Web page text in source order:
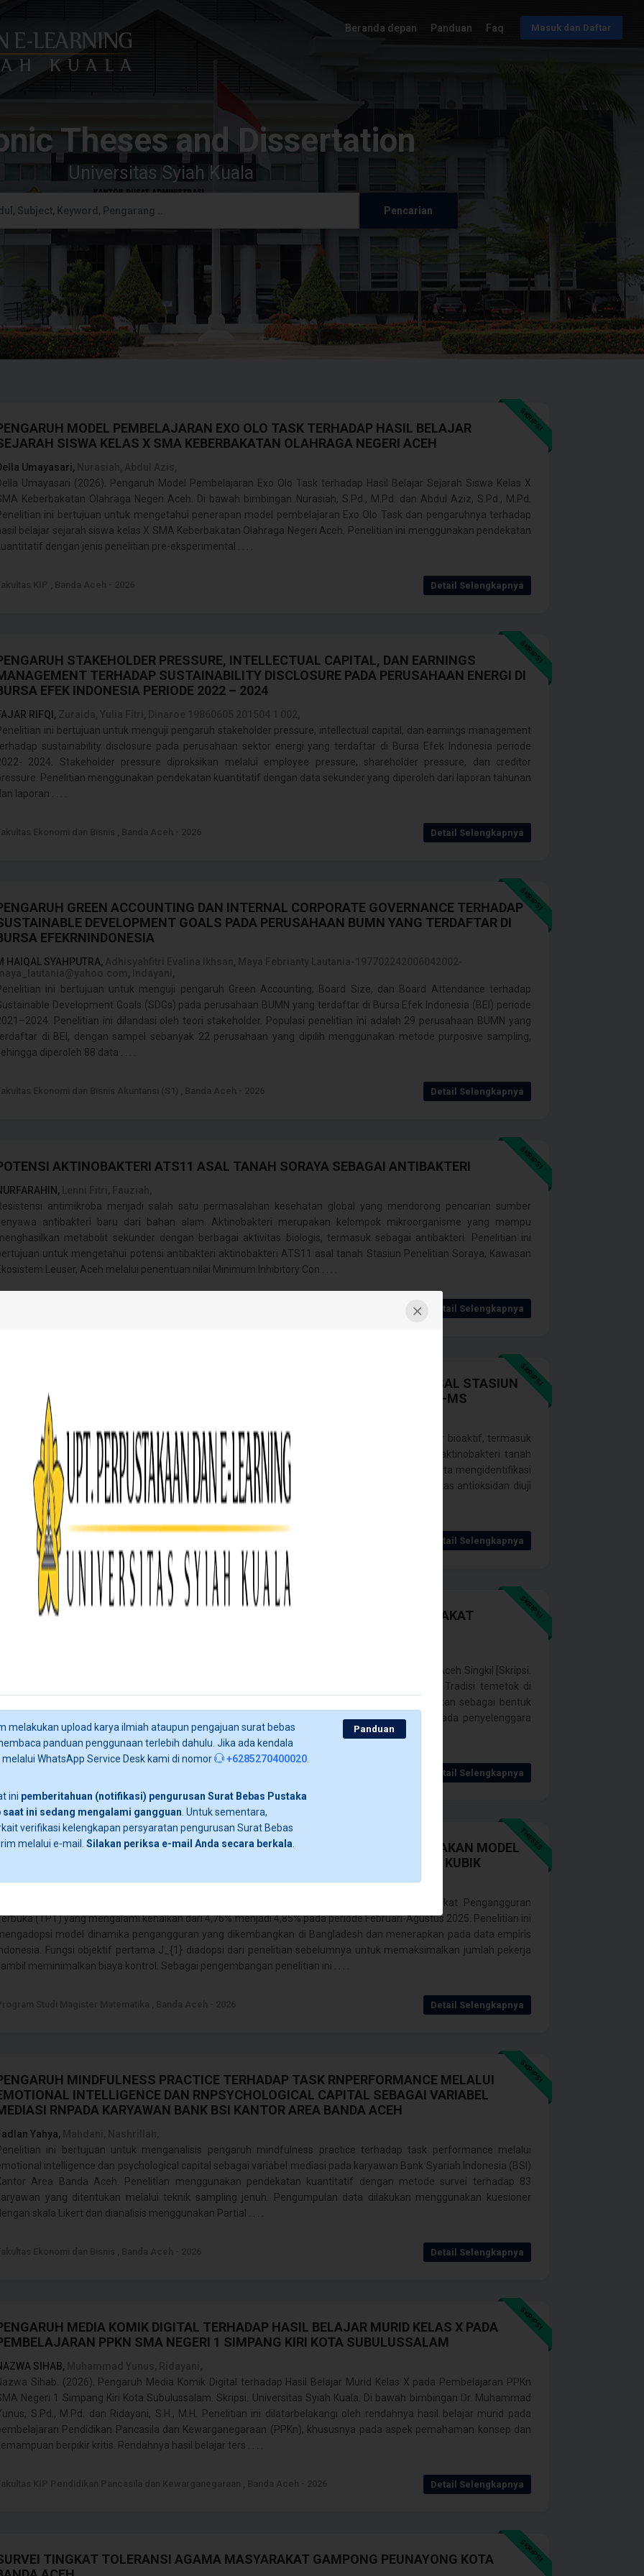
melakukan upload karya ilmiah ataupun pengajuan surat bebas
panduan penggunaan terlebih dahulu. Jika ada kendala
WhatsApp Service Desk kami di nomor
+6285270400020.
ini pemberitahuan (notifikasi) pengurusan Surat Bebas Pustaka
saat ini sedang mengalami gangguan . Untuk sementara,
verifikasi kelengkapan persyaratan pengurusan Surat Bebas
melalui e-mail. Silakan periksa e-mail Anda secara berkala
Panduan
Theses and Dissertation
Universitas Syiah Kuala
SKRIPSI
MODEL PEMBELAJARAN EXO OLO TASK TERHADAP HASIL BELAJAR
SISWA KELAS X SMA KEBERBAKATAN OLAHRAGA NEGERI ACEH
Umayasari,
Umayasari (2026). Pengaruh Model Pembelajaran Exo Olo Task terhadap Hasil Belajar Sejarah Siswa Kelas X
Keberbakatan Olahraga Negeri Aceh. Di bawah bimbingan Nurasiah, S.Pd., M.Pd. dan Abdul Aziz, S.Pd., M.Pd.
ini bertujuan untuk mengetahui penerapan model pembelajaran Exo Olo Task dan pengaruhnya terhadap
belajar sejarah siswa kelas X SMA Keberbakatan Olahraga Negeri Aceh. Penelitian ini menggunakan pendekatan
dengan jenis penelitian pre-eksperimental . . . .
Detail Selengkapnya
SKRIPSI
STAKEHOLDER PRESSURE, INTELLECTUAL CAPITAL, DAN EARNINGS
TERHADAP SUSTAINABILITY DISCLOSURE PADA PERUSAHAAN ENERGI DI
EFEK INDONESIA PERIODE 2022 – 2024
RIFQI,
ini bertujuan untuk menguji pengaruh stakeholder pressure, intellectual capital, dan earnings management
sustainability disclosure pada perusahaan sektor energi yang terdaftar di Bursa Efek Indonesia periode
2024. Stakeholder pressure diproksikan melalui employee pressure, shareholder pressure, dan creditor
Penelitian menggunakan pendekatan kuantitatif dengan data sekunder yang diperoleh dari laporan tahunan
laporan . . . .
Detail Selengkapnya
SKRIPSI
GREEN ACCOUNTING DAN INTERNAL CORPORATE GOVERNANCE TERHADAP
DEVELOPMENT GOALS PADA PERUSAHAAN BUMN YANG TERDAFTAR DI
EFEKRNINDONESIA
HAIQAL SYAHPUTRA,
ini bertujuan untuk menguji pengaruh Green Accounting, Board Size, dan Board Attendance terhadap
Development Goals (SDGs) pada perusahaan BUMN yang terdaftar di Bursa Efek Indonesia (BEI) periode
Penelitian ini dilandasi oleh teori stakeholder. Populasi penelitian ini adalah 29 perusahaan BUMN yang
di BEI, dengan sampel sebanyak 22 perusahaan yang dipilih menggunakan metode purposive sampling,
diperoleh 88 data . . . .
Detail Selengkapnya
SKRIPSI
AKTINOBAKTERI ATS11 ASAL TANAH SORAYA SEBAGAI ANTIBAKTERI
antimikroba menjadi salah satu permasalahan kesehatan global yang mendorong pencarian sumber
antibakteri baru dari bahan alam. Aktinobakteri merupakan kelompok mikroorganisme yang mampu
metabolit sekunder dengan berbagai aktivitas biologis, termasuk sebagai antibakteri. Penelitian ini
untuk mengetahui potensi antibakteri aktinobakteri ATS11 asal tanah Stasiun Penelitian Soraya, Kawasan
Leuser, Aceh melalui penentuan nilai Minimum Inhibitory Con . . . .
Detail Selengkapnya
SKRIPSI
AKTIVITAS ANTIOKSIDAN EKSTRAK AKTINOBAKTERI TANAH ATS11 ASAL STASIUN
SORAYA SERTA ANALISIS METABOLIT SEKUNDER DENGAN GC-MS
REKHA,
merupakan bakteri Gram positif yang berpotensi menghasilkan metabolit sekunder bioaktif, termasuk
antioksidan. Penelitian ini bertujuan untuk menganalisis aktivitas antioksidan ekstrak aktinobakteri tanah
asal Stasiun Penelitian Soraya menggunakan pelarut etanol, etil asetat, dan n-heksan serta mengidentifikasi
sekundernya menggunakan Gas Chromatography-Mass Spectrometry (GC-MS). Aktivitas antioksidan diuji
metode 2,2-diphenyl-1-picrylhydrazyl (D . . . .
MIPA Biologi , Banda Aceh - 2026 Detail Selengkapnya
SKRIPSI
NILAI DALAM TRADISI TEMETOK (PEMBERIAN UANG) PADA MASYARAKAT
(2026). Nilai-Nilai dalam Tradisi Temetok (Pemberian Uang) pada Masyarakat Kabupaten Aceh Singkil [Skripsi.
Syiah Kuala]. Dibawah bimbingan Hasbi Ali, S.Pd., M.Si dan Dr. Ruslan, S.Pd., M.Ed Tradisi temetok di
Aceh Singkil, terutama di Kecamatan Gunung Meriah dan Singkil masih dipertahankan sebagai bentuk
sosial saat pesta pernikahan dan sunat rasul, praktiknya berupa pemberian uang kepada penyelenggara
yang memiliki makna sosial, ekonomi, dan buday . . . .
Detail Selengkapnya
THESES
OPTIMAL DINAMIKA PENGANGGURAN DI INDONESIA MENGGUNAKAN MODEL
AND BISWAS (2020) DENGAN PENDEKATAN INTERPOLASI SPLINE KUBIK
merupakan permasalahan yang terus berkembang di Indonesia dengan Tingkat Pengangguran
(TPT) yang mengalami kenaikan dari 4,76% menjadi 4,85% pada periode Februari-Agustus 2025. Penelitian ini
model dinamika pengangguran yang dikembangkan di Bangladesh dan menerapkan pada data empiris
Fungsi objektif pertama J_{1} diadopsi dari penelitian sebelumnya untuk memaksimalkan jumlah pekerja
meminimalkan biaya kontrol. Sebagai pengembangan penelitian ini . . . .
Detail Selengkapnya
SKRIPSI
MINDFULNESS PRACTICE TERHADAP TASK RNPERFORMANCE MELALUI
INTELLIGENCE DAN RNPSYCHOLOGICAL CAPITAL SEBAGAI VARIABEL
RNPADA KARYAWAN BANK BSI KANTOR AREA BANDA ACEH
Yahya,
ini bertujuan untuk menganalisis pengaruh mindfulness practice terhadap task performance melalui
intelligence dan psychological capital sebagai variabel mediasi pada karyawan Bank Syariah Indonesia (BSI)
Area Banda Aceh. Penelitian menggunakan pendekatan kuantitatif dengan metode survei terhadap 83
yang ditentukan melalui teknik sampling jenuh. Pengumpulan data dilakukan menggunakan kuesioner
skala Likert dan dianalisis menggunakan Partial . . . .
Detail Selengkapnya
SKRIPSI
MEDIA KOMIK DIGITAL TERHADAP HASIL BELAJAR MURID KELAS X PADA
PPKN SMA NEGERI 1 SIMPANG KIRI KOTA SUBULUSSALAM
SIHAB,
Sihab. (2026). Pengaruh Media Komik Digital terhadap Hasil Belajar Murid Kelas X pada Pembelajaran PPKn
Negeri 1 Simpang Kiri Kota Subulussalam. Skripsi. Universitas Syiah Kuala. Di bawah bimbingan Dr. Muhammad
S.Pd., M.Pd. dan Ridayani, S.H., M.H. Penelitian ini dilatarbelakangi oleh rendahnya hasil belajar murid pada
Pendidikan Pancasila dan Kewarganegaraan (PPKn), khususnya pada aspek pemahaman konsep dan
berpikir kritis. Rendahnya hasil belajar ters . . . .
Detail Selengkapnya
SKRIPSI
TINGKAT TOLERANSI AGAMA MASYARAKAT GAMPONG PEUNAYONG KOTA
Masuk dan Daftar
Beranda depan Panduan Faq